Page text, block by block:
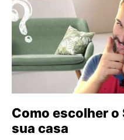
Como escolher o
sua casa